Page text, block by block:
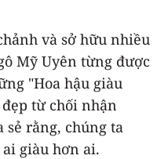
và sở hữu nhiều
Mỹ Uyên từng được
"Hoa hậu giàu
từ chối nhận
sẻ rằng, chúng ta
giàu hơn ai.